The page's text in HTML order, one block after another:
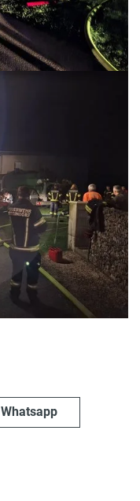
Whatsapp